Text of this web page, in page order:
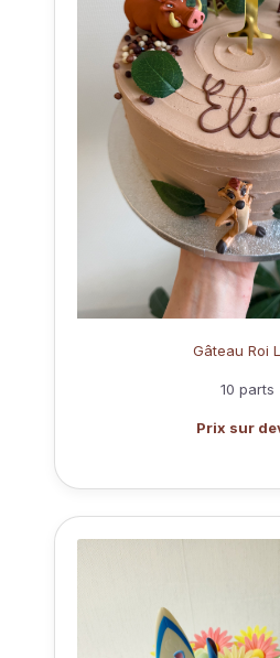
Gâteau Roi
10 parts
Prix sur